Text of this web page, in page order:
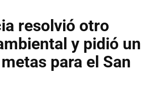
resolvió otro
y pidió un
para el San